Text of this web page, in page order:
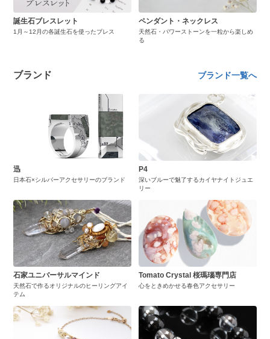
誕生石ブレスレット
1月～12月の各誕生石を使ったブレス
ペンダント・ネックレス
天然石・パワーストーンを一粒から楽しめ
る
ブランド ブランド一覧へ
迅
日本石×シルバーアクセサリーのブランド
P4
深いブルーで魅了するカイヤナイトジュエ
リー
石家ユニバーサルマインド
天然石で作るオリジナルのヒーリングアイ
テム
Tomato Crystal 桜瑪瑙専門店
心をときめかせる春色アクセサリー